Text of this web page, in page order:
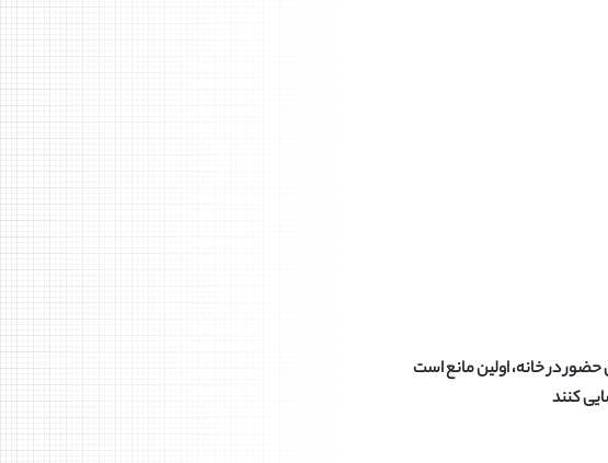
در خانه، اولین مانع است
کنند